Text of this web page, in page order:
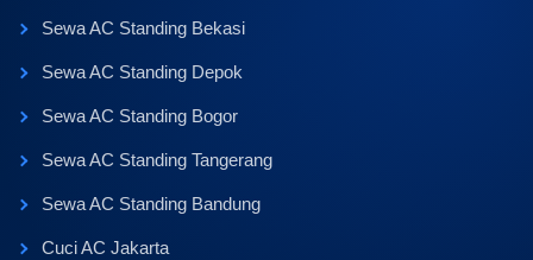
Sewa AC Standing Bekasi
Sewa AC Standing Depok
Sewa AC Standing Bogor
Sewa AC Standing Tangerang
Sewa AC Standing Bandung
Cuci AC Jakarta